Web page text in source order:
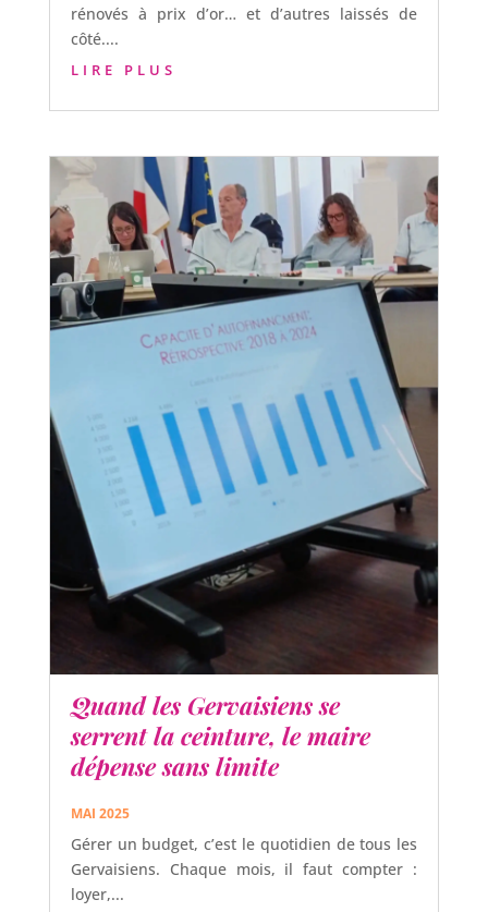
rénovés à prix d’or… et d’autres laissés de
côté....
LIRE PLUS
Quand les Gervaisiens se
serrent la ceinture, le maire
dépense sans limite
MAI 2025
Gérer un budget, c’est le quotidien de tous les
Gervaisiens. Chaque mois, il faut compter :
loyer,...